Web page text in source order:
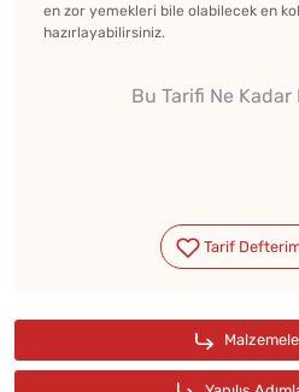
en zor yemekleri bile olabilecek en
hazırlayabilirsiniz.
Bu Tarifi Ne